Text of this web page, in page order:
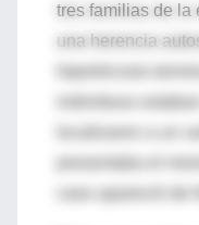
tres familias de la
una herencia
hipertricosis
presentaba el
caso apareció de